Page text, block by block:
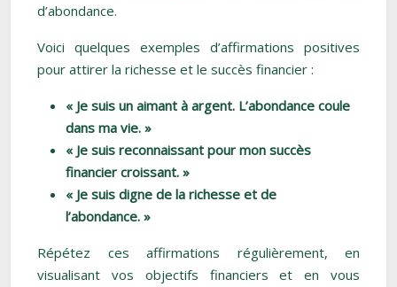
d’abondance.
Voici quelques exemples d’affirmations positives
pour attirer la richesse et le succès financier :
« Je suis un aimant à argent. L’abondance coule
dans ma vie. »
« Je suis reconnaissant pour mon succès
financier croissant. »
« Je suis digne de la richesse et de
l’abondance. »
Répétez ces affirmations régulièrement, en
visualisant vos objectifs financiers et en vous